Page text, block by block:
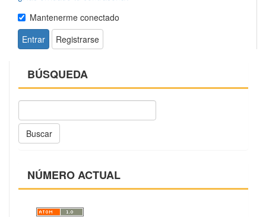
Mantenerme conectado
Entrar
Registrarse
BÚSQUEDA
Buscar
NÚMERO ACTUAL